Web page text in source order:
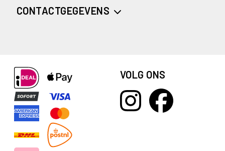
CONTACTGEGEVENS
VOLG ONS